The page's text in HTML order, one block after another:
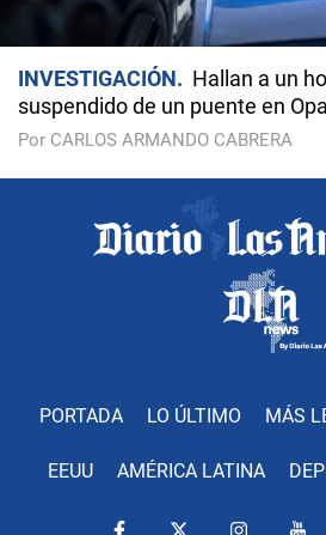
INVESTIGACIÓN
Hallan a un
suspendido de un puente en
Por CARLOS ARMANDO CABRERA
PORTADA LO ÚLTIMO MÁS
EEUU AMÉRICA LATINA